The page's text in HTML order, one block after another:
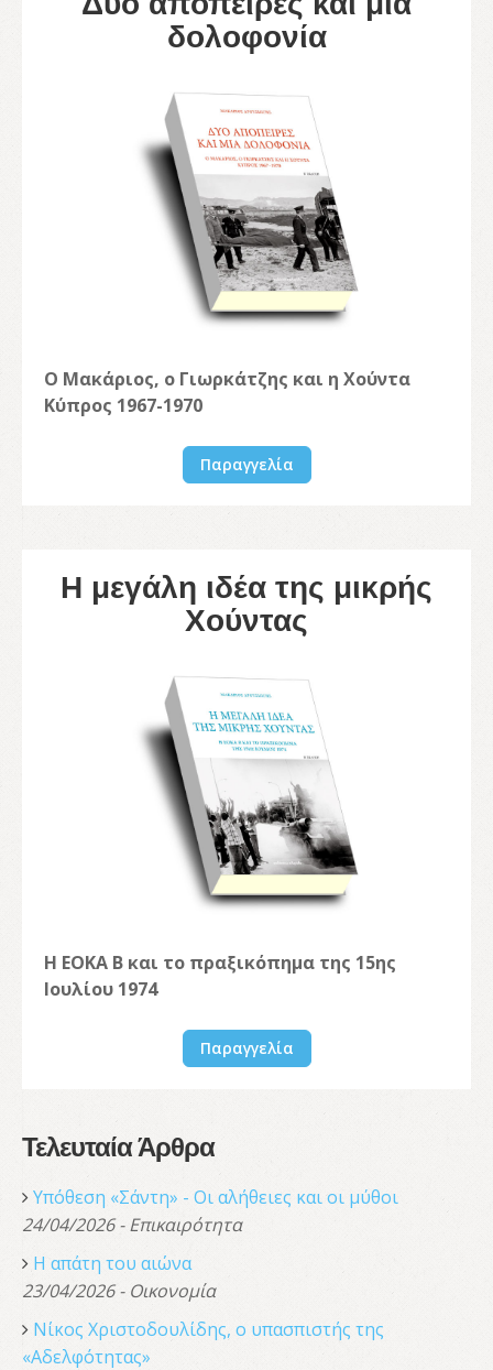
δολοφονία
Ο Μακάριος, ο Γιωρκάτζης και η Χούντα
Κύπρος 1967-1970
Παραγγελία
Η μεγάλη ιδέα της μικρής
Χούντας
Η ΕΟΚΑ Β και το πραξικόπημα της 15ης
Ιουλίου 1974
Παραγγελία
Τελευταία Άρθρα
Υπόθεση «Σάντη» - Οι αλήθειες και οι μύθοι
24/04/2026 - Επικαιρότητα
Η απάτη του αιώνα
23/04/2026 - Οικονομία
Νίκος Χριστοδουλίδης, o υπασπιστής της
«Αδελφότητας»